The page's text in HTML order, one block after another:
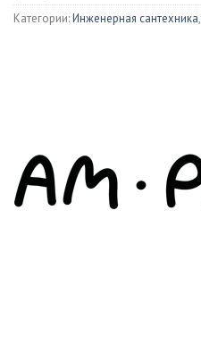
Категории:Инженерная сантехника,